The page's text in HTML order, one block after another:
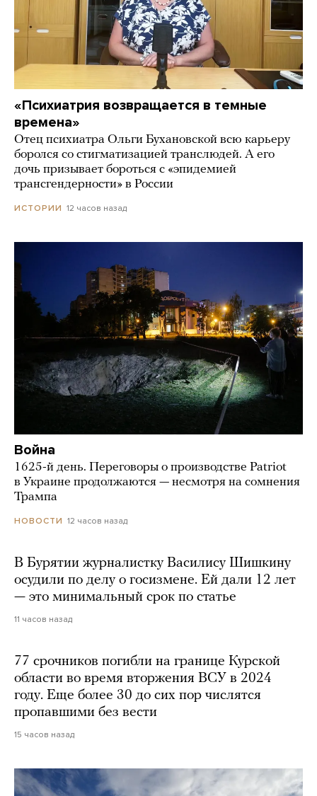
«Психиатрия возвращается в темные
времена»
Отец психиатра Ольги Бухановской всю карьеру
боролся со стигматизацией транслюдей. А его
дочь призывает бороться с «эпидемией
трансгендерности» в России
ИСТОРИИ 12 часов назад
Война
1625-й день. Переговоры о производстве Patriot
в Украине продолжаются — несмотря на сомнения
Трампа
НОВОСТИ 12 часов назад
В Бурятии журналистку Василису Шишкину
осудили по делу о госизмене. Ей дали 12 лет
— это минимальный срок по статье
11 часов назад
77 срочников погибли на границе Курской
области во время вторжения ВСУ в 2024
году. Еще более 30 до сих пор числятся
пропавшими без вести
15 часов назад